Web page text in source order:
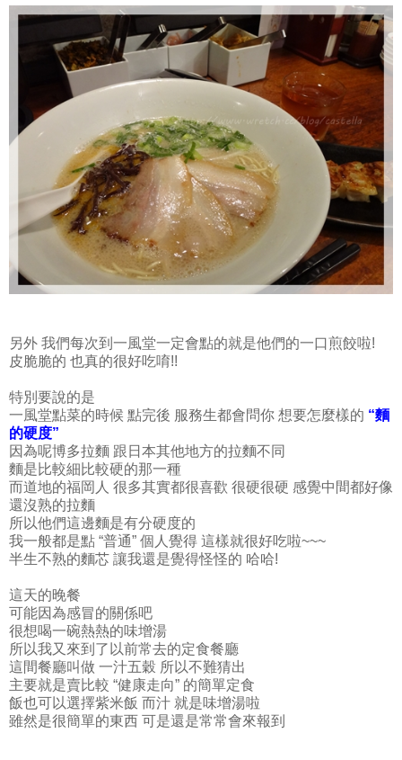
另外 我們每次到一風堂一定會點的就是他們的一口煎餃啦!
皮脆脆的 也真的很好吃唷!!
特別要說的是
一風堂點菜的時候 點完後 服務生都會問你 想要怎麼樣的 “麵
的硬度”
因為呢博多拉麵 跟日本其他地方的拉麵不同
麵是比較細比較硬的那一種
而道地的福岡人 很多其實都很喜歡 很硬很硬 感覺中間都好像
還沒熟的拉麵
所以他們這邊麵是有分硬度的
我一般都是點 “普通” 個人覺得 這樣就很好吃啦~~~
半生不熟的麵芯 讓我還是覺得怪怪的 哈哈!
這天的晚餐
可能因為感冒的關係吧
很想喝一碗熱熱的味增湯
所以我又來到了以前常去的定食餐廳
這間餐廳叫做 一汁五穀 所以不難猜出
主要就是賣比較 “健康走向” 的簡單定食
飯也可以選擇紫米飯 而汁 就是味增湯啦
雖然是很簡單的東西 可是還是常常會來報到